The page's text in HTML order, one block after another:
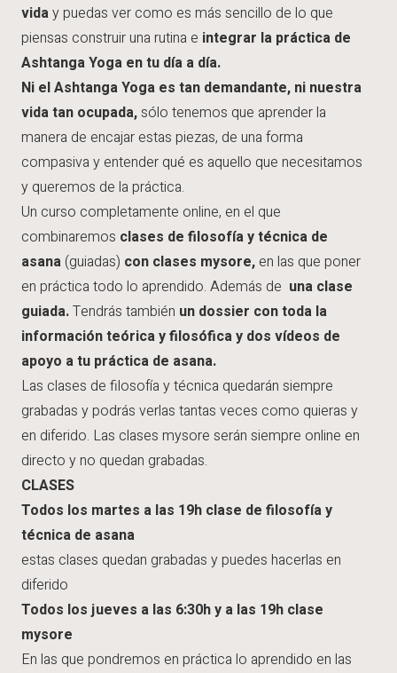
viday puedas ver como es más sencillo de lo que
piensas construir una rutina e integrar la práctica de
Ashtanga Yoga en tu día a día.
Ni el Ashtanga Yoga es tan demandante, ni nuestra
vida tan ocupada,sólo tenemos que aprender la
manera de encajar estas piezas, de una forma
compasiva y entender qué es aquello que necesitamos
y queremos de la práctica.
Un curso completamente online, en el que
combinaremos clases de filosofía y técnica de
asana (guiadas) con clases mysore, en las que poner
en práctica todo lo aprendido. Además de una clase
guiada.Tendrás también un dossier con toda la
información teórica y filosófica y dos vídeos de
apoyo a tu práctica de asana.
Las clases de filosofía y técnica quedarán siempre
grabadas y podrás verlas tantas veces como quieras y
en diferido. Las clases mysore serán siempre online en
directo y no quedan grabadas.
CLASES
Todos los martes a las 19h clase de filosofía y
técnica de asana
estas clases quedan grabadas y puedes hacerlas en
diferido
Todos los jueves a las 6:30h y a las 19h clase
mysore
En las que pondremos en práctica lo aprendido en las